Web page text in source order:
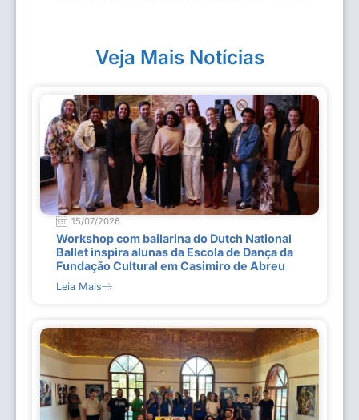
Veja Mais Notícias
15/07/2026
Workshop com bailarina do Dutch National
Ballet inspira alunas da Escola de Dança da
Fundação Cultural em Casimiro de Abreu
Leia Mais